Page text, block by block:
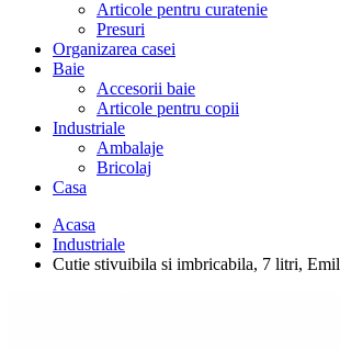
Articole pentru curatenie
Presuri
Organizarea casei
Baie
Accesorii baie
Articole pentru copii
Industriale
Ambalaje
Bricolaj
Casa
Acasa
Industriale
Cutie stivuibila si imbricabila, 7 litri, Emil